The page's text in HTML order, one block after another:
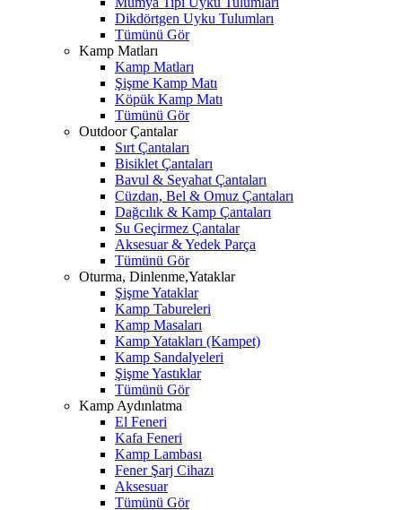
Dikdörtgen Uyku Tulumları
Tümünü Gör
Kamp Matları
Kamp Matları
Şişme Kamp Matı
Köpük Kamp Matı
Tümünü Gör
Outdoor Çantalar
Sırt Çantaları
Bisiklet Çantaları
Bavul & Seyahat Çantaları
Cüzdan, Bel & Omuz Çantaları
Dağcılık & Kamp Çantaları
Su Geçirmez Çantalar
Aksesuar & Yedek Parça
Tümünü Gör
Oturma, Dinlenme,Yataklar
Şişme Yataklar
Kamp Tabureleri
Kamp Masaları
Kamp Yatakları (Kampet)
Kamp Sandalyeleri
Şişme Yastıklar
Tümünü Gör
Kamp Aydınlatma
El Feneri
Kafa Feneri
Kamp Lambası
Fener Şarj Cihazı
Aksesuar
Tümünü Gör